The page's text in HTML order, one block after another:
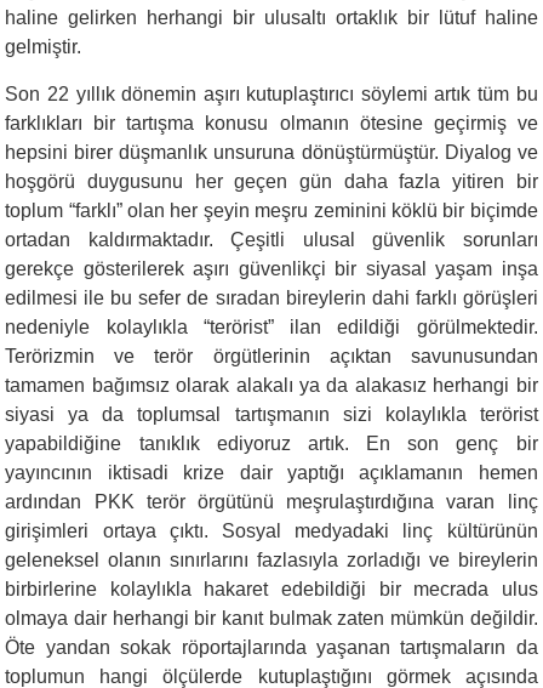
haline gelirken herhangi bir ulusaltı ortaklık bir lütuf haline
gelmiştir.
Son 22 yıllık dönemin aşırı kutuplaştırıcı söylemi artık tüm bu
farklıkları bir tartışma konusu olmanın ötesine geçirmiş ve
hepsini birer düşmanlık unsuruna dönüştürmüştür. Diyalog ve
hoşgörü duygusunu her geçen gün daha fazla yitiren bir
toplum “farklı” olan her şeyin meşru zeminini köklü bir biçimde
ortadan kaldırmaktadır. Çeşitli ulusal güvenlik sorunları
gerekçe gösterilerek aşırı güvenlikçi bir siyasal yaşam inşa
edilmesi ile bu sefer de sıradan bireylerin dahi farklı görüşleri
nedeniyle kolaylıkla “terörist” ilan edildiği görülmektedir.
Terörizmin ve terör örgütlerinin açıktan savunusundan
tamamen bağımsız olarak alakalı ya da alakasız herhangi bir
siyasi ya da toplumsal tartışmanın sizi kolaylıkla terörist
yapabildiğine tanıklık ediyoruz artık. En son genç bir
yayıncının iktisadi krize dair yaptığı açıklamanın hemen
ardından PKK terör örgütünü meşrulaştırdığına varan linç
girişimleri ortaya çıktı. Sosyal medyadaki linç kültürünün
geleneksel olanın sınırlarını fazlasıyla zorladığı ve bireylerin
birbirlerine kolaylıkla hakaret edebildiği bir mecrada ulus
olmaya dair herhangi bir kanıt bulmak zaten mümkün değildir.
Öte yandan sokak röportajlarında yaşanan tartışmaların da
toplumun hangi ölçülerde kutuplaştığını görmek açısında